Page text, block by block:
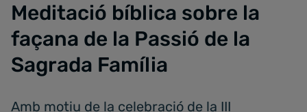
Meditació bíblica sobre la
façana de la Passió de la
Sagrada Família
Amb motiu de la celebració de la III